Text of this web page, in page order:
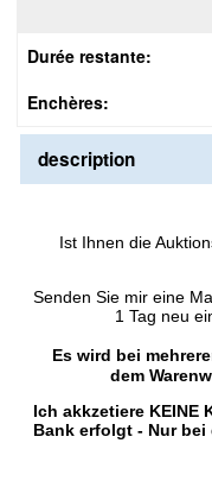
Durée restante:
Enchères:
description
Ist Ihnen die
Senden Sie mir eine
1 Tag neu
Es wird bei
dem
Ich akkzetiere KEINE
Bank erfolgt - Nur bei